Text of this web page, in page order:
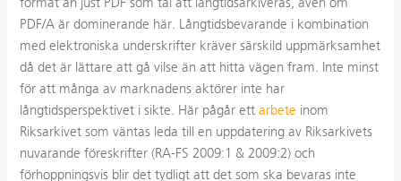
PDF/A är dominerande här. Långtidsbevarande i kombination
med elektroniska underskrifter kräver särskild uppmärksamhet
då det är lättare att gå vilse än att hitta vägen fram. Inte minst
för att många av marknadens aktörer inte har
långtidsperspektivet i sikte. Här pågår ett arbete inom
Riksarkivet som väntas leda till en uppdatering av Riksarkivets
nuvarande föreskrifter (RA-FS 2009:1 & 2009:2) och
förhoppningsvis blir det tydligt att det som ska bevaras inte